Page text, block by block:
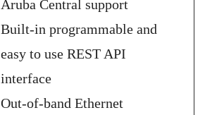
Aruba Central support
Built-in programmable and
easy to use REST API
interface
Out-of-band Ethernet